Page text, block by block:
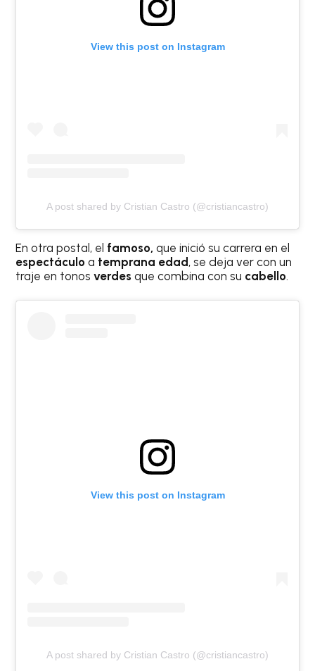
View this post on Instagram
A post shared by Cristian Castro (@cristiancastro)
En otra postal, el famoso,que inició su carrera en el
espectáculoa temprana edad, se deja ver con un
traje en tonosverdesque combina con su cabello.
View this post on Instagram
A post shared by Cristian Castro (@cristiancastro)